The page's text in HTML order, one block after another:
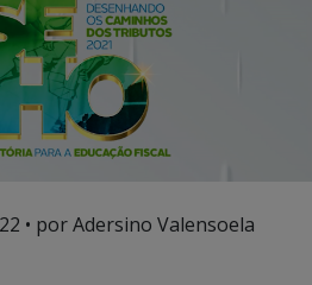
• por Adersino Valensoela